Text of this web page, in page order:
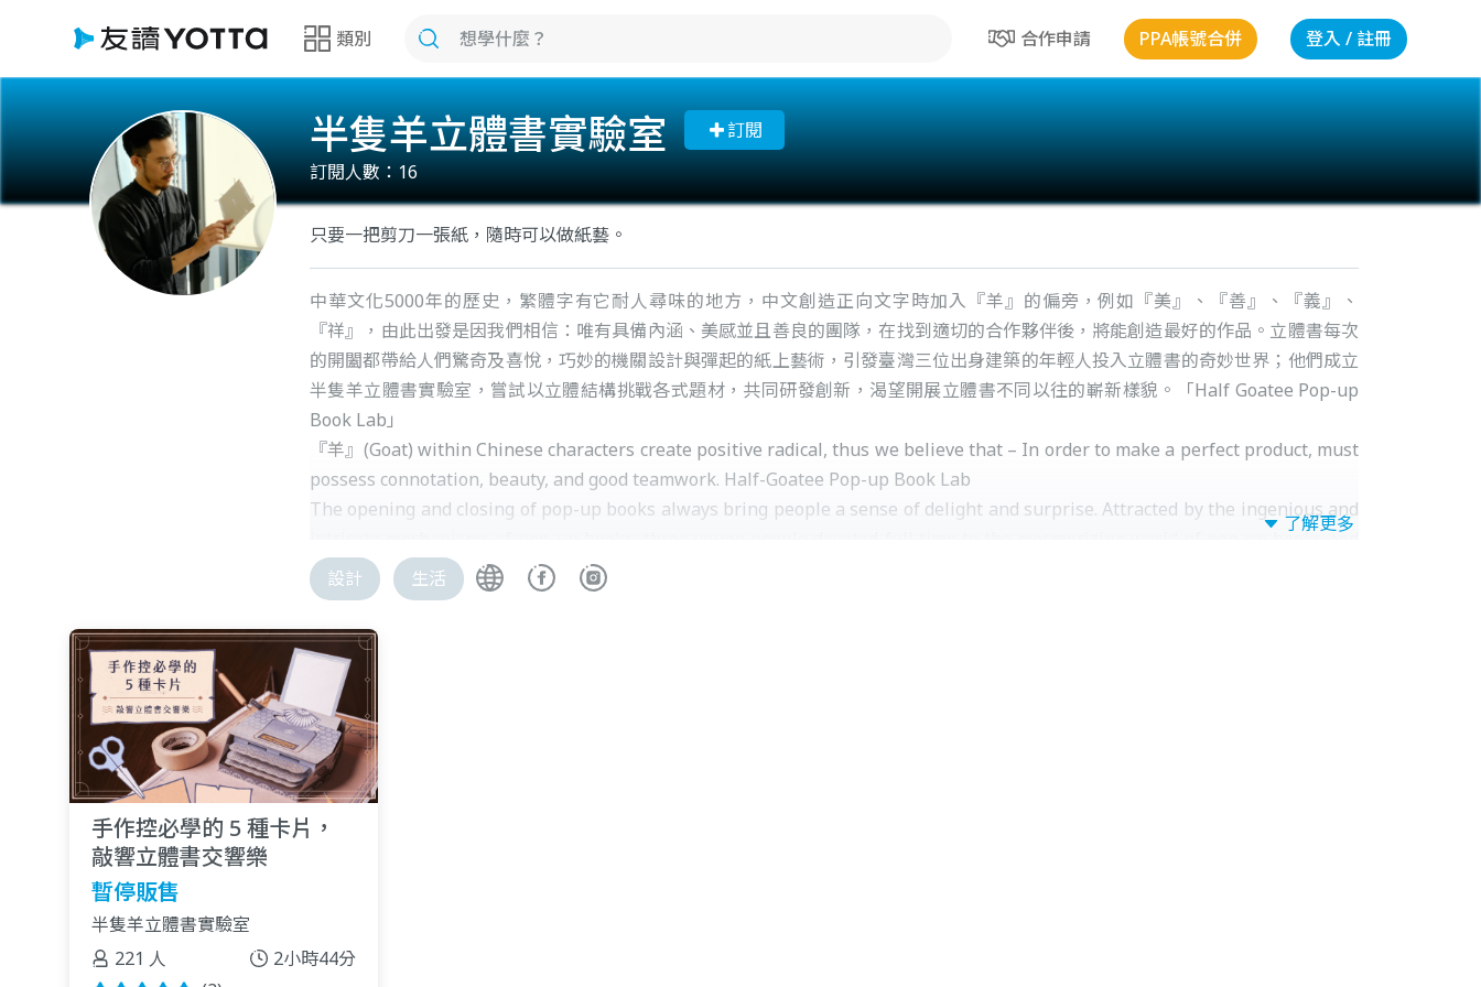
類別 合作申請 PPA帳號合併 登入 / 註冊
半隻羊立體書實驗室
訂閱
訂閱人數：16
只要一把剪刀一張紙，隨時可以做紙藝。
中華文化5000年的歷史，繁體字有它耐人尋味的地方，中文創造正向文字時加入『羊』的偏旁，例如『美』、『善』、『義』、
『祥』，由此出發是因我們相信：唯有具備內涵、美感並且善良的團隊，在找到適切的合作夥伴後，將能創造最好的作品。立體書每次
的開闔都帶給人們驚奇及喜悅，巧妙的機關設計與彈起的紙上藝術，引發臺灣三位出身建築的年輕人投入立體書的奇妙世界；他們成立
半隻羊立體書實驗室，嘗試以立體結構挑戰各式題材，共同研發創新，渴望開展立體書不同以往的嶄新樣貌。「Half Goatee Pop-up
Book Lab」
『羊』(Goat) within Chinese characters create positive radical, thus we believe that – In order to make a perfect product, must
possess connotation, beauty, and good teamwork. Half-Goatee Pop-up Book Lab
The opening and closing of pop-up books always bring people a sense of delight and surprise. Attracted by the ingenious and
intricate mechanisms of pop-up books, three young people devoted full time to the mesmerizing world of pop-up books and
founded Half-Goatee Pop-up Book Lab. By tackling different themes with 3D structures, they hope to create innovative works
and bring a breath of fresh air to the world of pop-up books.
了解更多
設計 生活
手作控必學的 5 種卡片，
敲響立體書交響樂
暫停販售
半隻羊立體書實驗室
221 人
2小時44分